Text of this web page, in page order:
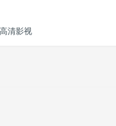
清影视